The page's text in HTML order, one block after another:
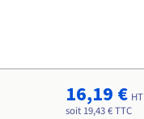
16,19 € HT
soit 19,43 € TTC